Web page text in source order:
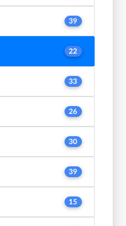
39
22
33
26
30
39
15